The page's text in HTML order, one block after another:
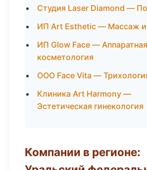
Студия Laser Diamond —
ИП Art Esthetic — Массаж и
ИП Glow Face — Аппаратная
косметология
ООО Face Vita —
Клиника Art Harmony —
Эстетическая гинекология
Компании в регионе: